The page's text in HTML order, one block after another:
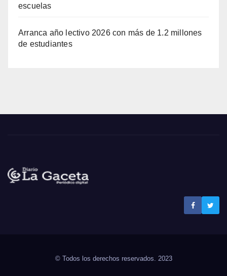
escuelas
Arranca año lectivo 2026 con más de 1.2 millones
de estudiantes
© Todos los derechos reservados. 2023